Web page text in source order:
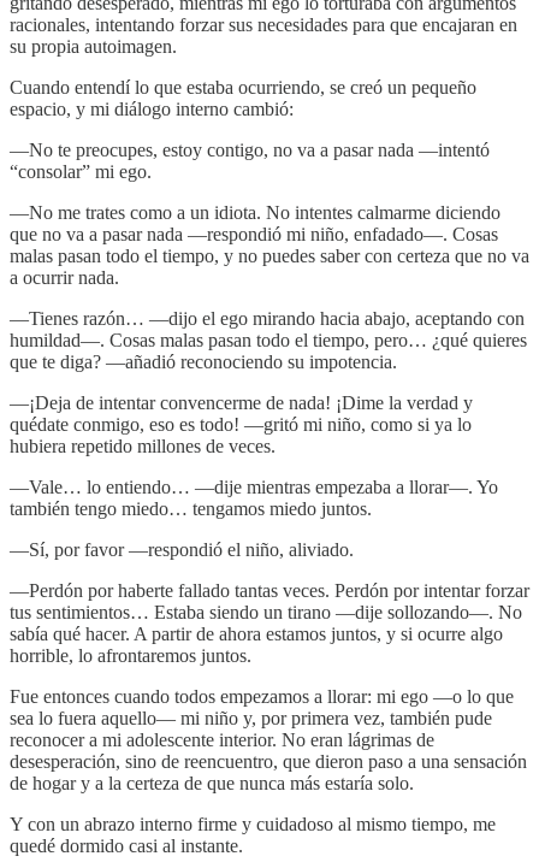
racionales, intentando forzar sus necesidades para que encajaran en
su propia autoimagen.
Cuando entendí lo que estaba ocurriendo, se creó un pequeño
espacio, y mi diálogo interno cambió:
—No te preocupes, estoy contigo, no va a pasar nada —intentó
“consolar” mi ego.
—No me trates como a un idiota. No intentes calmarme diciendo
que no va a pasar nada —respondió mi niño, enfadado—. Cosas
malas pasan todo el tiempo, y no puedes saber con certeza que no va
a ocurrir nada.
—Tienes razón… —dijo el ego mirando hacia abajo, aceptando con
humildad—. Cosas malas pasan todo el tiempo, pero… ¿qué quieres
que te diga? —añadió reconociendo su impotencia.
—¡Deja de intentar convencerme de nada! ¡Dime la verdad y
quédate conmigo, eso es todo! —gritó mi niño, como si ya lo
hubiera repetido millones de veces.
—Vale… lo entiendo… —dije mientras empezaba a llorar—. Yo
también tengo miedo… tengamos miedo juntos.
—Sí, por favor —respondió el niño, aliviado.
—Perdón por haberte fallado tantas veces. Perdón por intentar forzar
tus sentimientos… Estaba siendo un tirano —dije sollozando—. No
sabía qué hacer. A partir de ahora estamos juntos, y si ocurre algo
horrible, lo afrontaremos juntos.
Fue entonces cuando todos empezamos a llorar: mi ego —o lo que
sea lo fuera aquello— mi niño y, por primera vez, también pude
reconocer a mi adolescente interior. No eran lágrimas de
desesperación, sino de reencuentro, que dieron paso a una sensación
de hogar y a la certeza de que nunca más estaría solo.
Y con un abrazo interno firme y cuidadoso al mismo tiempo, me
quedé dormido casi al instante.